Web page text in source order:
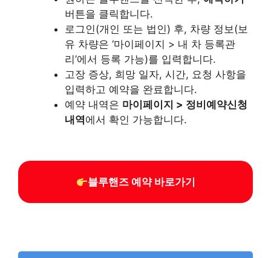
버튼을 클릭합니다.
로그인(개인 또는 법인) 후, 차량 정보(보
유 차량은 ‘마이페이지 > 내 차 등록관
리’에서 등록 가능)를 입력합니다.
고장 증상, 희망 일자, 시간, 요청 사항을
입력하고 예약을 완료합니다.
예약 내역은 마이페이지 > 정비예약신청
내역에서 확인 가능합니다.
블루핸즈 예약 바로가기